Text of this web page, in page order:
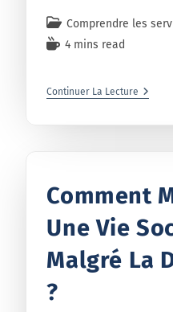
Comprendre les
4 mins read
Continuer La Lecture
Comment
Une Vie
Malgré La
?